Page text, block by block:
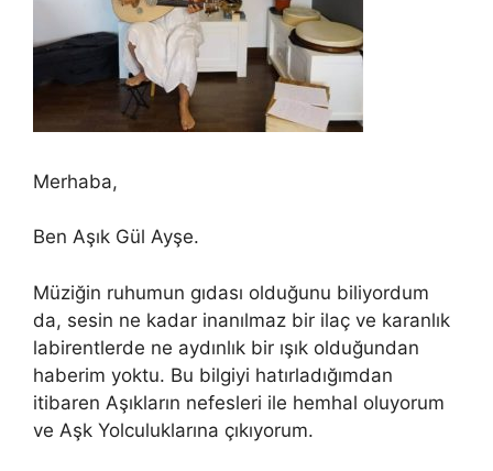
Merhaba,
Ben Aşık Gül Ayşe.
Müziğin ruhumun gıdası olduğunu biliyordum
da, sesin ne kadar inanılmaz bir ilaç ve karanlık
labirentlerde ne aydınlık bir ışık olduğundan
haberim yoktu. Bu bilgiyi hatırladığımdan
itibaren Aşıkların nefesleri ile hemhal oluyorum
ve Aşk Yolculuklarına çıkıyorum.